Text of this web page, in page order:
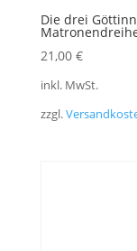
Die drei
21,00 €
inkl. MwSt.
zzgl.